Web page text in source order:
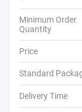
Minimum Order
Quantity
Price
Standard
Delivery Time